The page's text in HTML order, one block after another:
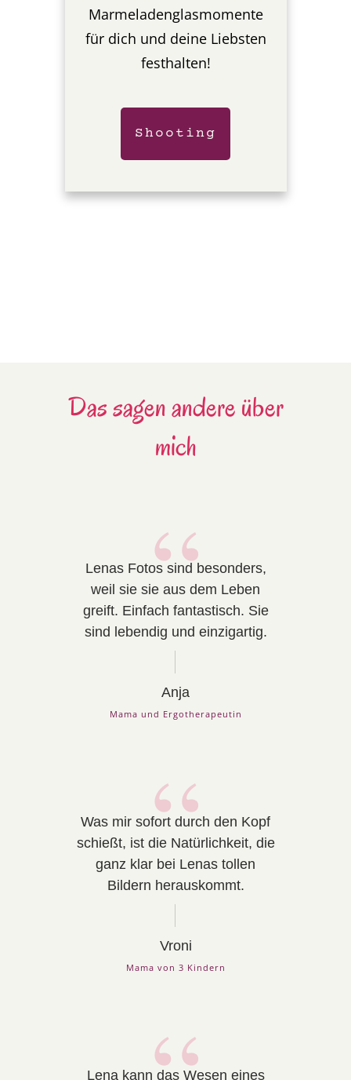
Marmeladenglasmomente
für dich und deine Liebsten
festhalten!
Shooting
Das sagen andere über
mich
“
Lenas Fotos sind besonders,
weil sie sie aus dem Leben
greift. Einfach fantastisch. Sie
sind lebendig und einzigartig.
Anja
Mama und Ergotherapeutin
“
Was mir sofort durch den Kopf
schießt, ist die Natürlichkeit, die
ganz klar bei Lenas tollen
Bildern herauskommt.
Vroni
Mama von 3 Kindern
Lena kann das Wesen eines